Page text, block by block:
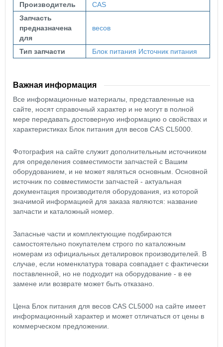
Производитель
CAS
Запчасть
предназначена
для
весов
Тип запчасти Блок питания Источник питания
Важная информация
Все информационные материалы, представленные на
сайте, носят справочный характер и не могут в полной
мере передавать достоверную информацию о свойствах и
характеристиках Блок питания для весов CAS CL5000.
Фотография на сайте служит дополнительным источником
для определения совместимости запчастей с Вашим
оборудованием, и не может являться основным. Основной
источник по совместимости запчастей - актуальная
документация производителя оборудования, из которой
значимой информацией для заказа являются: название
запчасти и каталожный номер.
Запасные части и комплектующие подбираются
самостоятельно покупателем строго по каталожным
номерам из официальных деталировок производителей. В
случае, если номенклатура товара совпадает с фактически
поставленной, но не подходит на оборудование - в ее
замене или возврате может быть отказано.
Цена Блок питания для весов CAS CL5000 на сайте имеет
информационный характер и может отличаться от цены в
коммерческом предложении.